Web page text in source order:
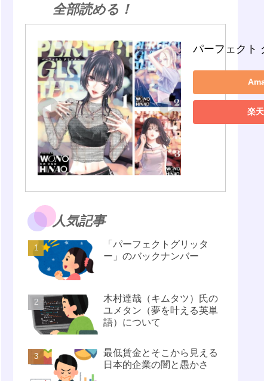
全部読める！
パーフェクト
楽
人気記事
「パーフェクトグリッタ
ー」のバックナンバー
木村達哉（キムタツ）氏の
ユメタン（夢を叶える英単
語）について
最低賃金とそこから見える
日本的企業の闇と愚かさ